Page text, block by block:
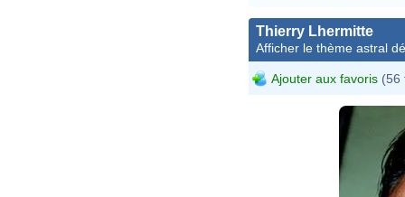
Thierry Lhermitte
Afficher le thème astral
Ajouter aux favoris (56